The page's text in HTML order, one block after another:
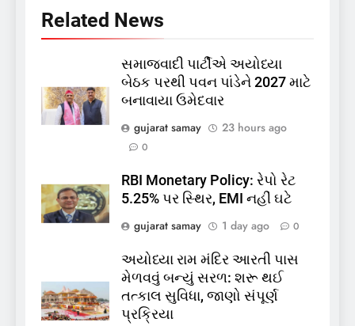
Related News
સમાજવાદી પાર્ટીએ અયોધ્યા
બેઠક પરથી પવન પાંડેને 2027 માટે
બનાવાયા ઉમેદવાર
gujarat samay
23 hours ago
0
RBI Monetary Policy: રેપો રેટ
5.25% પર સ્થિર, EMI નહીં ઘટે
gujarat samay
1 day ago 0
અયોધ્યા રામ મંદિર આરતી પાસ
મેળવવું બન્યું સરળ: શરૂ થઈ
તત્કાલ સુવિધા, જાણો સંપૂર્ણ
પ્રક્રિયા
5
કોડીનારના છારા દરિયાકાંઠે પાંચ
કિશોરો ડૂબ્યા, 3નો બચાવ, 2
લાપતા
GUJARAT
6
પાસપોર્ટ વેરિફિકેશન માટે હવે
પોલીસ સ્ટેશનના ધક્કામાંથી
પ્રક્રિયા બની સરળ
GUJARAT TOP NEWS
7
રાજ્યસભામાં ‘જન્મ અને મૃત્યુ